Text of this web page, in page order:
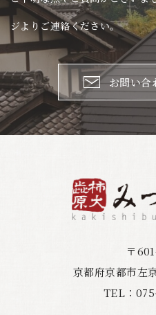
ジよりご連絡ください。
お問い合
〒
京都府京都市左
TEL：